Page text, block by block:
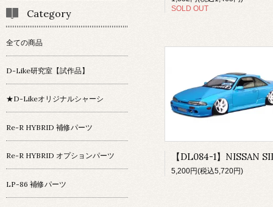
SOLD OUT
5,200円(税込5,720円)
Category
全ての商品
D-Like研究室【試作品】
★D-Likeオリジナルシャーシ
Re-R HYBRID 補修パーツ
Re-R HYBRID オプションパーツ
LP-86 補修パーツ